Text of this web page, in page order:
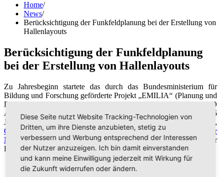
Home/
News/
Berücksichtigung der Funkfeldplanung bei der Erstellung von
Hallenlayouts
Berücksichtigung der Funkfeldplanung
bei der Erstellung von Hallenlayouts
Zu Jahresbeginn startete das durch das Bundesministerium für
Bildung und Forschung geförderte Projekt „EMILIA“ (Planung und
Emulation Industrieller Funkanwendungen basierend auf 3D
Ausbreitungsmodellen und CAD Modellen). In den kommenden 2,5
Jahren befassen sich die Projektpartner ifak e.V., tarakos GmbH,
Qosmotec Software Solution GmbHund
Becker
Nachrichtentechnik GmbHmit Planung und Emulation industrieller
Funkanwendungen.
Diese Seite nutzt Website Tracking-Technologien von
Dritten, um ihre Dienste anzubieten, stetig zu
verbessern und Werbung entsprechend der Interessen
der Nutzer anzuzeigen. Ich bin damit einverstanden
und kann meine Einwilligung jederzeit mit Wirkung für
die Zukunft widerrufen oder ändern.